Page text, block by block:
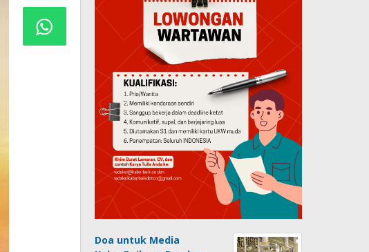
Doa untuk Media